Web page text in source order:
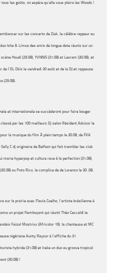
tous les goûts , on espère qu’elle vous plaira les Woods !
sur les concerts de Ziak, le célèbre rappeur au
Isha & Limsa des amis de longue date réunis sur un
scène Houdi (29.08), YVNNIS (31.08) et Lesram (30.08), et
l’OL Okis le vendredi 30 août et de laDJ et rappeuse
(29.08)
et internationale se succèderont pour faire bouger
classé par les 100 meilleurs Dj selon Résident Advisor le
la musique du film À plein tempsle 30.08, de FKA
Sally C dj originaire de Belfast qui fait trembler les club
marie hyperpop et culture rave à la perfection (31.08),
(30.08)ou Poto Rico, le complice de de Lorenzo le 30 .08.
sur la prairie avec Flavia Coelho, l’artiste brésilienne à
un projet flamboyant qui réunit Théo Ceccaldi le
Faizal Mostrixx (Africolor 19), la chanteuse et MC
nigériane Aunty Rayzor à l’affiche du 31
hybride (31.08) et Ireke un duo au groove tropical
(30.08) !